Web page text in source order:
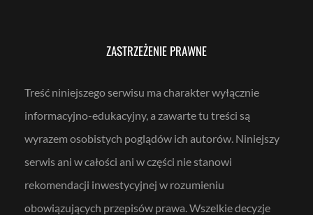
ZASTRZEŻENIE PRAWNE
Treść niniejszego serwisu ma charakter wyłącznie
informacyjno-edukacyjny, a zawarte tu treści są
wyrazem osobistych poglądów ich autorów. Niniejszy
serwis ani w całości ani w części nie stanowi
rekomendacji inwestycyjnej w rozumieniu
obowiązujących przepisów prawa. Wszelkie decyzje